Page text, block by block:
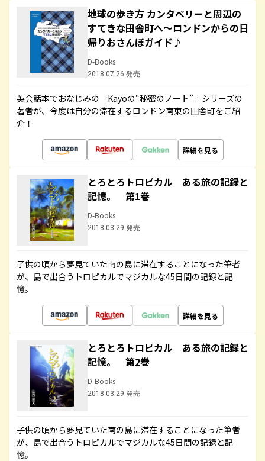
地球の歩き方 カンタベリーと周辺の
すてきな田舎町へ～ロンドンからの日
帰りおさんぽガイド♪
D-Books
2018.07.26 発売
英会話本でおなじみの「Kayoの“秘密のノート”」シリーズの
著者が、今度は自分の滞在するロンドン南東の田舎町をご紹
介！
詳細を見る
とろとろトロピカル ある旅の記録と
記憶。 第1巻
D-Books
2018.03.29 発売
子供の頃から夢見ていた南の島に滞在することになった筆者
が、島で出合うトロピカルでマジカルな45日間の記録と記
憶。
詳細を見る
とろとろトロピカル ある旅の記録と
記憶。 第2巻
D-Books
2018.03.29 発売
子供の頃から夢見ていた南の島に滞在することになった筆者
が、島で出合うトロピカルでマジカルな45日間の記録と記
憶。